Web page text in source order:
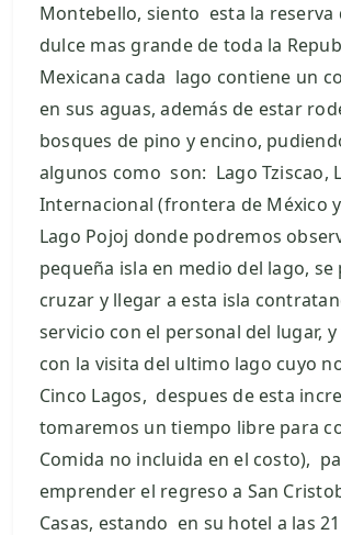
Montebello, siento esta la reserva
dulce mas grande de toda la
Mexicana cada lago contiene un
en sus aguas, además de estar
bosques de pino y encino,
algunos como son: Lago Tziscao,
Internacional (frontera de México
Lago Pojoj donde podremos
pequeña isla en medio del lago, se
cruzar y llegar a esta isla
servicio con el personal del lugar,
con la visita del ultimo lago cuyo
Cinco Lagos, despues de esta
tomaremos un tiempo libre para
Comida no incluida en el costo),
emprender el regreso a San
Casas, estando en su hotel a las